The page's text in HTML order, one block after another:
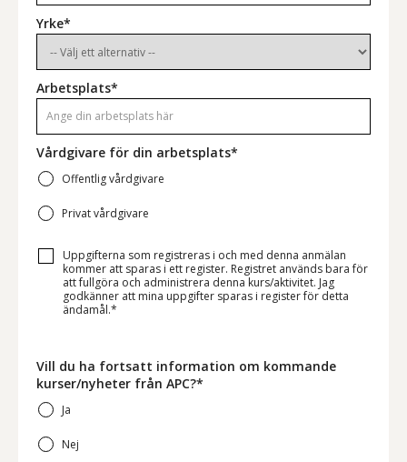
Yrke*
Arbetsplats*
Vårdgivare för din arbetsplats*
Offentlig vårdgivare
Privat vårdgivare
Uppgifterna som registreras i och med denna anmälan
kommer att sparas i ett register. Registret används bara för
att fullgöra och administrera denna kurs/aktivitet. Jag
godkänner att mina uppgifter sparas i register för detta
ändamål.*
Vill du ha fortsatt information om kommande
kurser/nyheter från APC?*
Ja
Nej